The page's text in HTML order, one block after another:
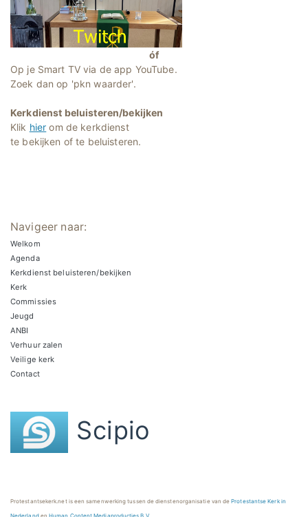
óf
Op je Smart TV via de app YouTube.
Zoek dan op 'pkn waarder'.
Kerkdienst beluisteren/bekijken
Klik hier om de kerkdienst
te bekijken of te beluisteren.
Navigeer naar:
Welkom
Agenda
Kerkdienst beluisteren/bekijken
Kerk
Commissies
Jeugd
ANBI
Verhuur zalen
Veilige kerk
Contact
Scipio
Protestantsekerk.net is een samenwerking tussen de dienstenorganisatie van deProtestantse Kerk in
NederlandenHuman Content Mediaproducties B.V.